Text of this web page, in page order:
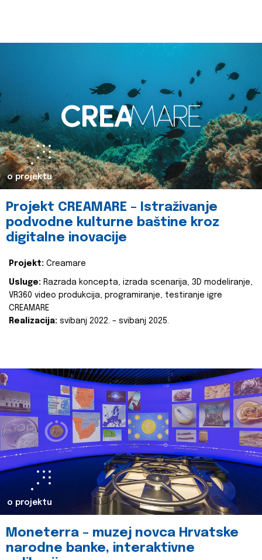
o projektu
Projekt CREAMARE – Istraživanje
podvodne kulturne baštine kroz
digitalne inovacije
Projekt: Creamare
Usluge: Razrada koncepta, izrada scenarija, 3D modeliranje,
VR360 video produkcija, programiranje, testiranje igre
CREAMARE
Realizacija: svibanj 2022. – svibanj 2025.
o projektu
Moneterra – muzej novca Hrvatske
narodne banke, interaktivne